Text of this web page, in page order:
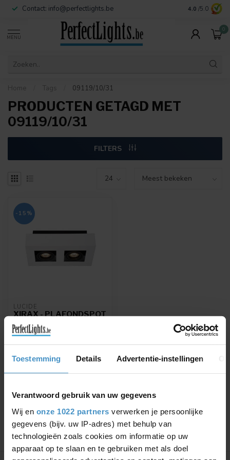
Toestemming Details Advertentie-instellingen
Verantwoord gebruik van uw gegevens
Wij en onze 1022 partners verwerken je persoonlijke
gegevens (bijv. uw IP-adres) met behulp van
technologieën zoals cookies om informatie op uw
apparaat op te slaan en te gebruiken met als doel
Contact: info@perfectlights.be 4.0 /5.0
MENU
0
Home Tags 09119/10/31
PRODUCTEN GETAGD MET
09119/10/31
FILTERS
-15%
LUCIDE
XIRAX - PLAFONDSPOT
- LED DIM TO WARM -
GU10 - 2X5W
Draaibare Lucide
plafondspot met 2x5W LED
€99,95 €84,96
Toon1-1van 1